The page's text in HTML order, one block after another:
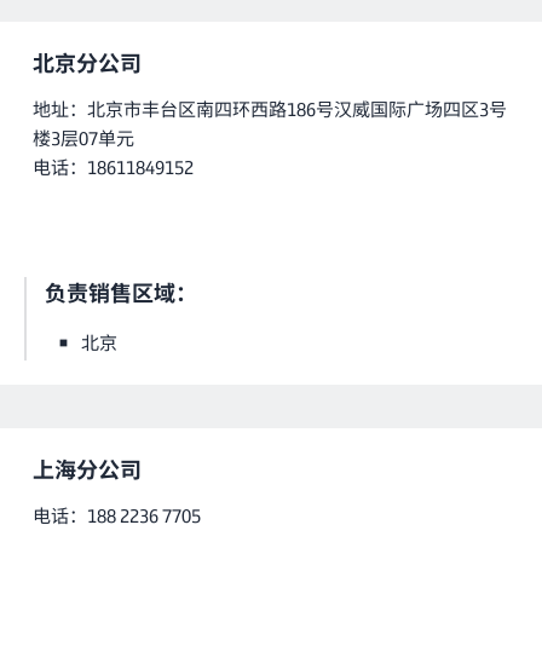
北京分公司
地址：北京市丰台区南四环西路186号汉威国际广场四区3号
楼3层07单元
电话：18611849152
负责销售区域：
北京
上海分公司
电话：188 2236 7705